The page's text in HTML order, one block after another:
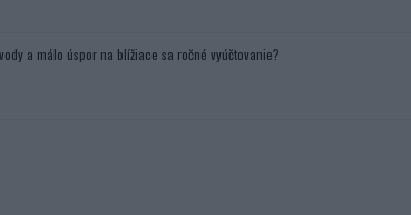
a málo úspor na blížiace sa ročné vyúčtovanie?